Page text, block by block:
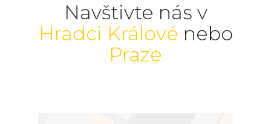
Navštivte nás v
Hradci Králové nebo
Praze